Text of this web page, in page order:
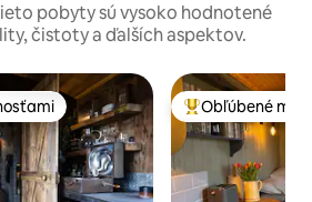
pobyty sú vysoko hodnotené
čistoty a ďalších aspektov.
hosťami Najobľúbenejšie
Obľúbené